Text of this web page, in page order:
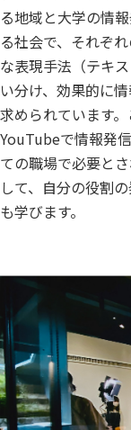
る地域と大学の情
る社会で、それぞ
な表現手法（テキ
い分け、効果的に
求められています
YouTubeで情報発
ての職場で必要と
して、自分の役割
も学びます。